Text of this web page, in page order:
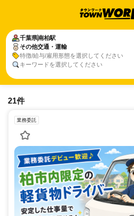
千葉県南柏駅
その他交通・運輸
特徴/給与/雇用形態を選択してください
キーワードを選択してください
21件
業務委託